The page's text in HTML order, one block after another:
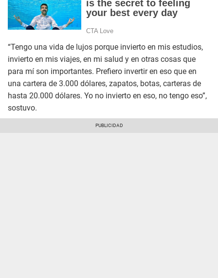
“Tengo una vida de lujos porque invierto en mis estudios,
invierto en mis viajes, en mi salud y en otras cosas que
para mí son importantes. Prefiero invertir en eso que en
una cartera de 3.000 dólares, zapatos, botas, carteras de
hasta 20.000 dólares. Yo no invierto en eso, no tengo eso”,
sostuvo.